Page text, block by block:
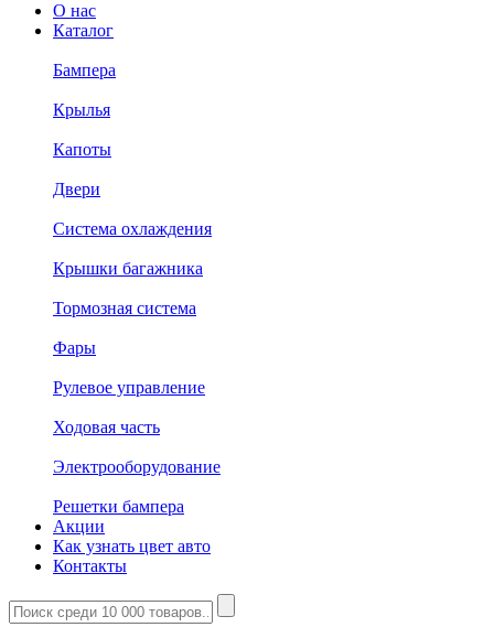
О нас
Каталог
Бампера
Крылья
Капоты
Двери
Система охлаждения
Крышки багажника
Тормозная система
Фары
Рулевое управление
Ходовая часть
Электрооборудование
Решетки бампера
Акции
Как узнать цвет авто
Контакты